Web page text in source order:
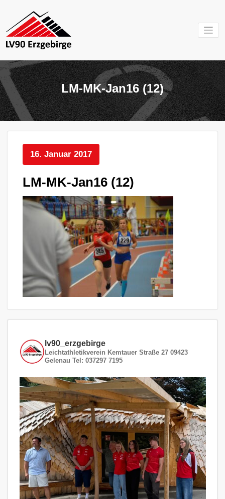
springen
e.V.
Mein Verein im
LM-MK-Jan16 (12)
16. Januar 2017
LM-MK-Jan16 (12)
lv90_erzgebirge
Leichtathletikverein Kemtauer Straße 27 09423
Gelenau Tel: 037297 7195